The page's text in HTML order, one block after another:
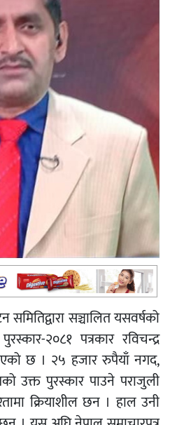
समितिद्वारा सञ्चालित यसवर्षको
२०८१ पत्रकार रविचन्द्र
छ । २५ हजार रुपैयाँ नगद,
उक्त पुरस्कार पाउने पराजुली
क्रियाशील छन । हाल उनी